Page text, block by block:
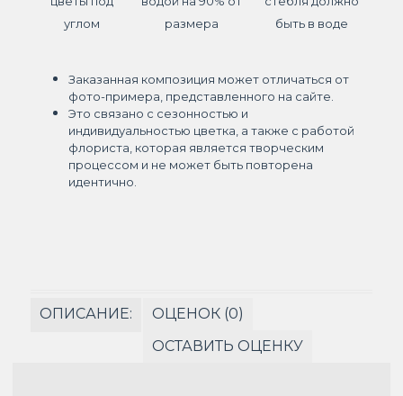
углом
размера
быть в воде
Заказанная композиция может отличаться от
фото-примера, представленного на сайте.
Это связано с сезонностью и
индивидуальностью цветка, а также с работой
флориста, которая является творческим
процессом и не может быть повторена
идентично.
ОПИСАНИЕ:
ОЦЕНОК (0)
ОСТАВИТЬ ОЦЕНКУ